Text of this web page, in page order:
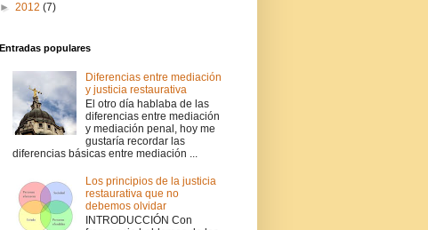
► 2012 (7)
Entradas populares
Diferencias entre mediación
y justicia restaurativa
El otro día hablaba de las
diferencias entre mediación
y mediación penal, hoy me
gustaría recordar las
diferencias básicas entre mediación ...
Los principios de la justicia
restaurativa que no
debemos olvidar
INTRODUCCIÓN Con